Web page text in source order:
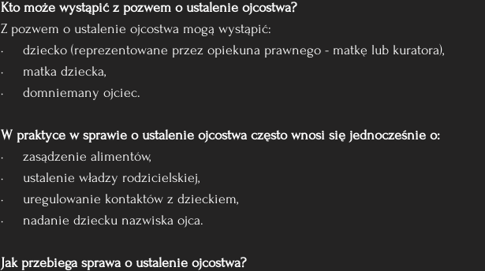
Kto może wystąpić z pozwem o ustalenie ojcostwa?
Z pozwem o ustalenie ojcostwa mogą wystąpić:
·     dziecko (reprezentowane przez opiekuna prawnego - matkę lub kuratora),
·     matka dziecka,
·     domniemany ojciec.
W praktyce w sprawie o ustalenie ojcostwa często wnosi się jednocześnie o:
·     zasądzenie alimentów,
·     ustalenie władzy rodzicielskiej,
·     uregulowanie kontaktów z dzieckiem,
·     nadanie dziecku nazwiska ojca.
Jak przebiega sprawa o ustalenie ojcostwa?